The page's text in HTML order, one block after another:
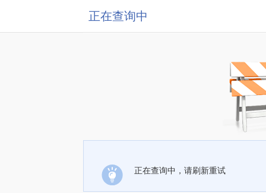
正在查询中
正在查询中，请刷新重试